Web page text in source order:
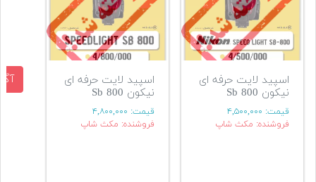
اسپید لایت حرفه ای
نیکون Sb 800
قیمت: ۴,۵۰۰,۰۰۰
فروشنده: مکث شاپ
اسپید لایت حرفه ای
نیکون Sb 800
قیمت: ۴,۸۰۰,۰۰۰
فروشنده: مکث شاپ